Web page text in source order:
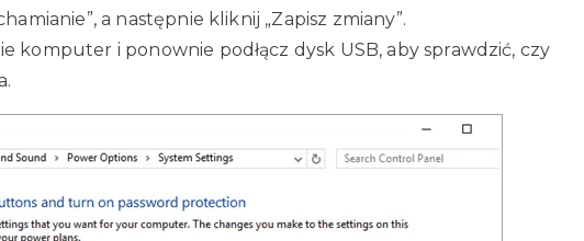
a następnie kliknij „Zapisz zmiany”.
komputer i ponownie podłącz dysk USB, aby sprawdzić, czy